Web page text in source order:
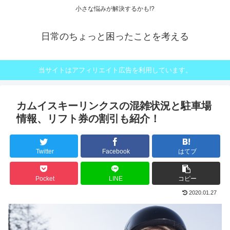
小さな悩みが解決するかも!?
日常のちょっと困ったことを考える
当サイトはアフィリエイト広告を利用しています。
カムイスキーリンクスの混雑状況と駐車場
情報、リフト券の割引も紹介！
Twitter Facebook はてブ
Pocket LINE コピー
2020.01.27